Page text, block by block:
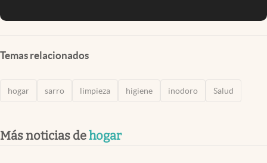
Temas relacionados
hogar sarro limpieza higiene inodoro Salud
Más noticias dehogar